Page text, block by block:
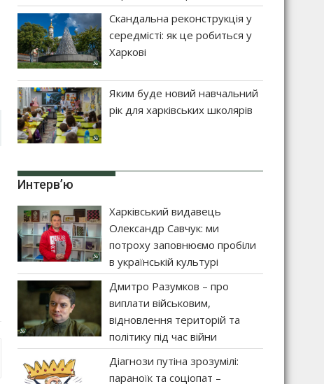
Скандальна реконструкція у
середмісті: як це робиться у
Харкові
Яким буде новий навчальний
рік для харківських школярів
Интерв’ю
Харківський видавець
Олександр Савчук: ми
потроху заповнюємо пробіли
в українській культурі
Дмитро Разумков – про
виплати військовим,
відновлення територій та
політику під час війни
Діагнози путіна зрозумілі:
параноїк та соціопат –